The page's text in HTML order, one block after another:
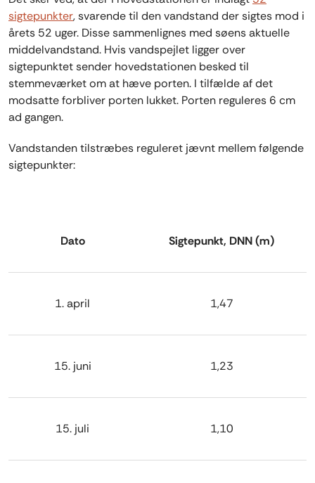
sigtepunkter, svarende til den vandstand der sigtes mod i
årets 52 uger. Disse sammenlignes med søens aktuelle
middelvandstand. Hvis vandspejlet ligger over
sigtepunktet sender hovedstationen besked til
stemmeværket om at hæve porten. I tilfælde af det
modsatte forbliver porten lukket. Porten reguleres 6 cm
ad gangen.
Vandstanden tilstræbes reguleret jævnt mellem følgende
sigtepunkter:
Dato Sigtepunkt, DNN (m)
1. april 1,47
15. juni 1,23
15. juli 1,10